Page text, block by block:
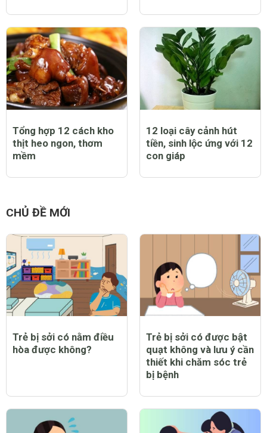
Tổng hợp 12 cách kho
thịt heo ngon, thơm
mềm
12 loại cây cảnh hút
tiền, sinh lộc ứng với 12
con giáp
CHỦ ĐỀ MỚI
Trẻ bị sởi có nằm điều
hòa được không?
Trẻ bị sởi có được bật
quạt không và lưu ý cần
thiết khi chăm sóc trẻ
bị bệnh